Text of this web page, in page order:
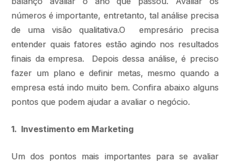
números é importante, entretanto, tal análise precisa
de uma visão qualitativa.O empresário precisa
entender quais fatores estão agindo nos resultados
finais da empresa. Depois dessa análise, é preciso
fazer um plano e definir metas, mesmo quando a
empresa está indo muito bem. Confira abaixo alguns
pontos que podem ajudar a avaliar o negócio.
1. Investimento em Marketing
Um dos pontos mais importantes para se avaliar